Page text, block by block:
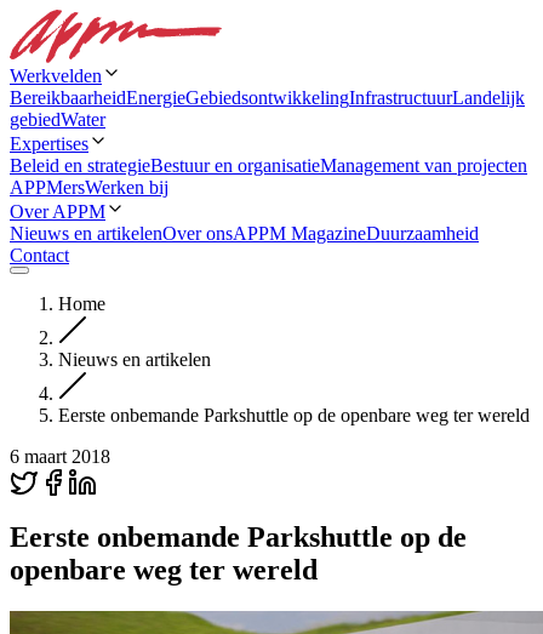
Werkvelden
BereikbaarheidEnergieGebiedsontwikkelingInfrastructuurLandelijk
gebiedWater
Expertises
Beleid en strategieBestuur en organisatieManagement van projecten
APPMersWerken bij
Over APPM
Nieuws en artikelenOver onsAPPM MagazineDuurzaamheid
Contact
Home
Nieuws en artikelen
Eerste onbemande Parkshuttle op de openbare weg ter wereld
6 maart 2018
Eerste onbemande Parkshuttle op de
openbare weg ter wereld